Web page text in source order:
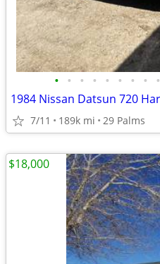
• • • • • • • • •
7/11 189k mi 29 Palms
$18,000